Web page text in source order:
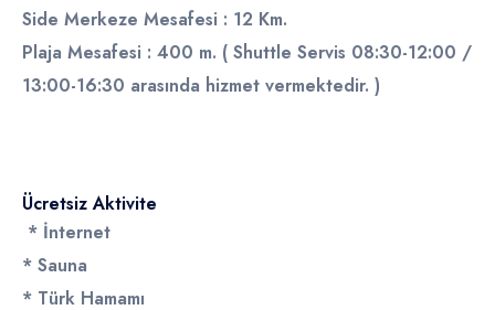
Side Merkeze Mesafesi : 12 Km.
Plaja Mesafesi : 400 m. ( Shuttle Servis 08:30-12:00 /
13:00-16:30 arasında hizmet vermektedir. )
Ücretsiz Aktivite
* İnternet
* Sauna
* Türk Hamamı